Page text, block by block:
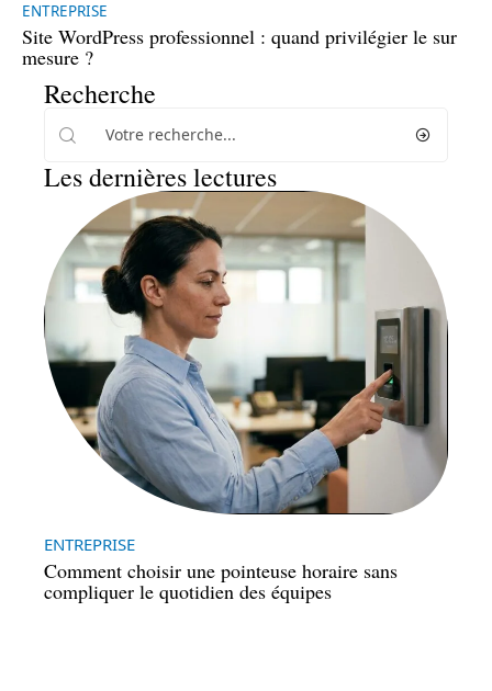
ENTREPRISE
Site WordPress professionnel : quand privilégier le sur
mesure ?
Recherche
Les dernières lectures
ENTREPRISE
Comment choisir une pointeuse horaire sans
compliquer le quotidien des équipes